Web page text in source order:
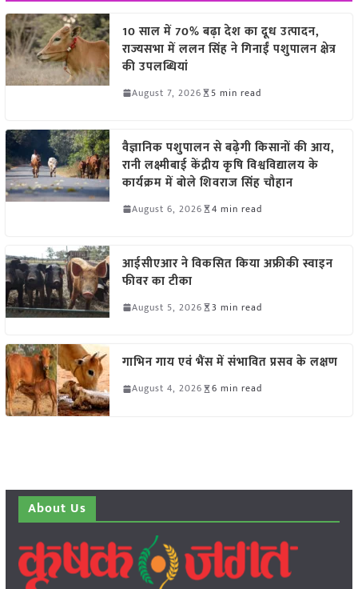
10 साल में 70% बढ़ा देश का दूध उत्पादन,
राज्यसभा में ललन सिंह ने गिनाईं पशुपालन क्षेत्र
की उपलब्धियां
August 7, 2026 5 min read
वैज्ञानिक पशुपालन से बढ़ेगी किसानों की आय,
रानी लक्ष्मीबाई केंद्रीय कृषि विश्वविद्यालय के
कार्यक्रम में बोले शिवराज सिंह चौहान
August 6, 2026 4 min read
आईसीएआर ने विकसित किया अफ्रीकी स्वाइन
फीवर का टीका
August 5, 2026 3 min read
गाभिन गाय एवं भैंस में संभावित प्रसव के लक्षण
August 4, 2026 6 min read
About Us